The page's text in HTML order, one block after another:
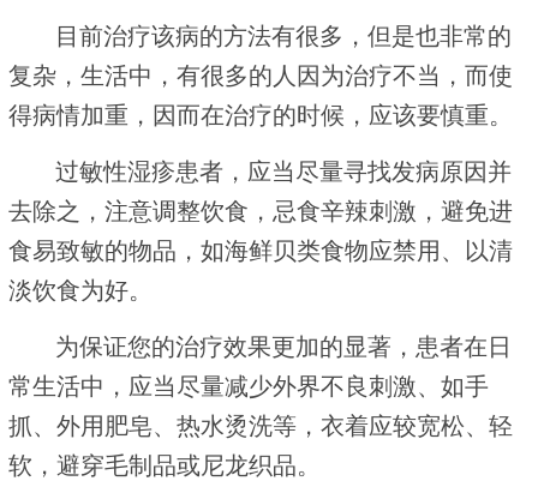
目前治疗该病的方法有很多，但是也非常的
复杂，生活中，有很多的人因为治疗不当，而使
得病情加重，因而在治疗的时候，应该要慎重。
过敏性湿疹患者，应当尽量寻找发病原因并
去除之，注意调整饮食，忌食辛辣刺激，避免进
食易致敏的物品，如海鲜贝类食物应禁用、以清
淡饮食为好。
为保证您的治疗效果更加的显著，患者在日
常生活中，应当尽量减少外界不良刺激、如手
抓、外用肥皂、热水烫洗等，衣着应较宽松、轻
软，避穿毛制品或尼龙织品。